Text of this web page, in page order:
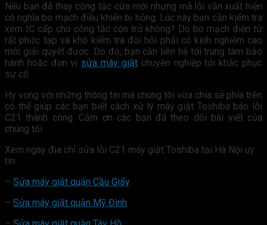
Nếu bạn đã thay công tắc cửa mới nhưng mã lỗi vẫn xuất hiện
có nghĩa bo mạch điều khiển bị hỏng. Lúc này bạn cần kiểm tra
xem IC cấp cho công tắc còn trở không? Do bo mạch điện tử
rất phức tạp và khó kiểm tra đòi hỏi phải có kinh nghiệm cao
mới giải quyết được. Do đó, bạn cần liên hệ tới trung tâm bảo
hành hoặc đơn vị sửa máy giặtchuyên nghiệp tới khắc phục
sự cố
Hy vọng với những thông tin mà chúng tôi vừa chia sẻ phía trên
có thể giúp các bạn biết cách xử lý máy giặt Toshiba báo lỗi
C21 thành công. Cảm ơn các bạn đã theo dõi bài viết của
chúng tôi.
Xem ngay địa chỉ sửa lỗi C21 máy giặt Toshiba tại Hà Nội uy
tín:
– Sửa máy giặt quận Cầu Giấy
– Sửa máy giặt quận Mỹ Đình